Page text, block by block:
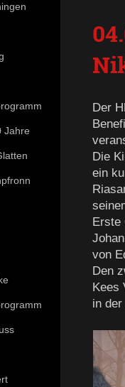
Der
Die
ein
Erste
von
Den
Kees
in
Jahre